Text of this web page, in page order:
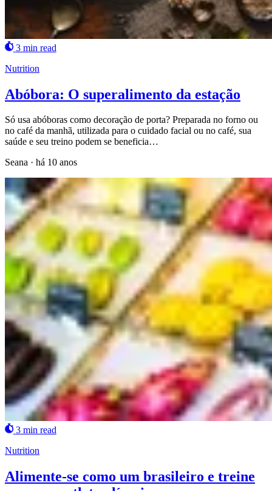
3 min read
Nutrition
Abóbora: O superalimento da estação
Só usa abóboras como decoração de porta? Preparada no forno ou
no café da manhã, utilizada para o cuidado facial ou no café, sua
saúde e seu treino podem se beneficia…
Seana · há 10 anos
3 min read
Nutrition
Alimente-se como um brasileiro e treine